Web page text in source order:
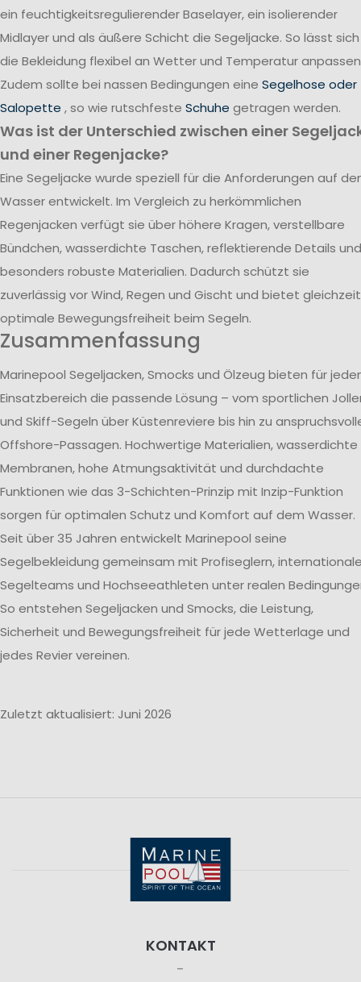
ein feuchtigkeitsregulierender Baselayer, ein isolierender
Midlayer und als äußere Schicht die Segeljacke. So lässt sich
die Bekleidung flexibel an Wetter und Temperatur
Zudem sollte bei nassen Bedingungen eine Segelhose oder
Salopette , so wie rutschfeste Schuhe getragen werden.
Was ist der Unterschied zwischen einer
und einer Regenjacke?
Eine Segeljacke wurde speziell für die Anforderungen auf
Wasser entwickelt. Im Vergleich zu herkömmlichen
Regenjacken verfügt sie über höhere Kragen, verstellbare
Bündchen, wasserdichte Taschen, reflektierende Details und
besonders robuste Materialien. Dadurch schützt sie
zuverlässig vor Wind, Regen und Gischt und bietet
optimale Bewegungsfreiheit beim Segeln.
Zusammenfassung
Marinepool Segeljacken, Smocks und Ölzeug bieten für
Einsatzbereich die passende Lösung – vom sportlichen
und Skiff-Segeln über Küstenreviere bis hin zu
Offshore-Passagen. Hochwertige Materialien, wasserdichte
Membranen, hohe Atmungsaktivität und durchdachte
Funktionen wie das 3-Schichten-Prinzip mit Inzip-Funktion
sorgen für optimalen Schutz und Komfort auf dem Wasser.
Seit über 35 Jahren entwickelt Marinepool seine
Segelbekleidung gemeinsam mit Profiseglern,
Segelteams und Hochseeathleten unter realen
So entstehen Segeljacken und Smocks, die Leistung,
Sicherheit und Bewegungsfreiheit für jede Wetterlage und
jedes Revier vereinen.
Zuletzt aktualisiert: Juni 2026
KONTAKT